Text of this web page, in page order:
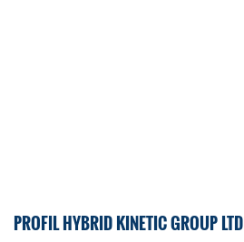
PROFIL HYBRID KINETIC GROUP LTD